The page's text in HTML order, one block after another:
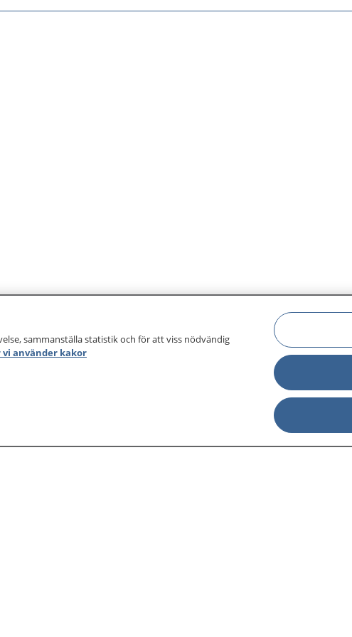
sammanställa statistik och för att viss nödvändig
vi använder kakor